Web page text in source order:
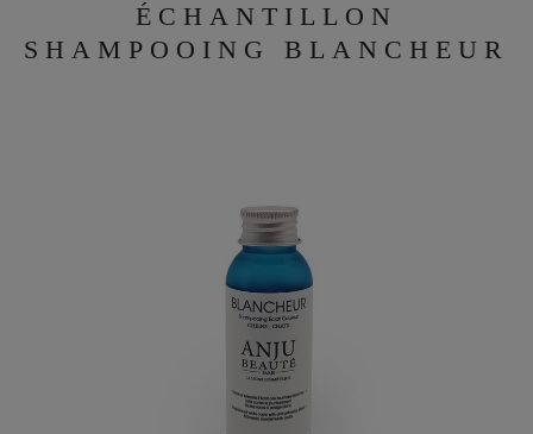
ÉCHANTILLON
SHAMPOOING BLANCHEUR